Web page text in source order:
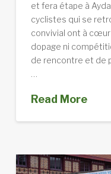
et fera étape à
cyclistes qui se
convivial ont à
dopage ni
de rencontre et de
…
Read More